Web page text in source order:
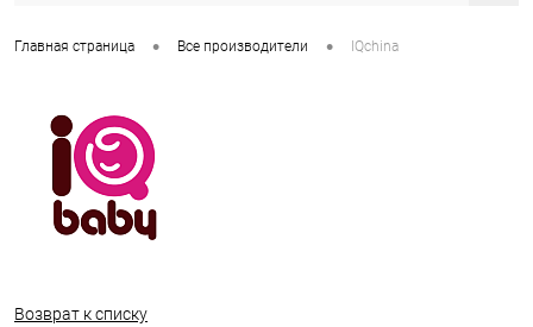
Главная страница • Все производители • IQchina
Возврат к списку